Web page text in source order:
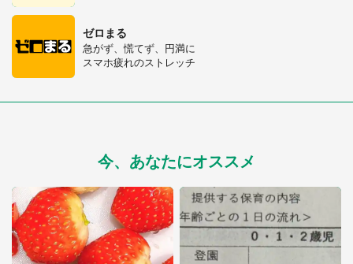
ゼロまる
急がず、慌てず、円満に
スマホ疲れのストレッチ
今、あなたにオススメ